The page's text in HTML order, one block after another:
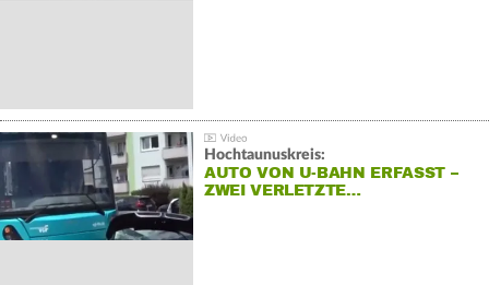
Hochtaunuskreis:
AUTO VON U-BAHN ERFASST –
ZWEI VERLETZTE…